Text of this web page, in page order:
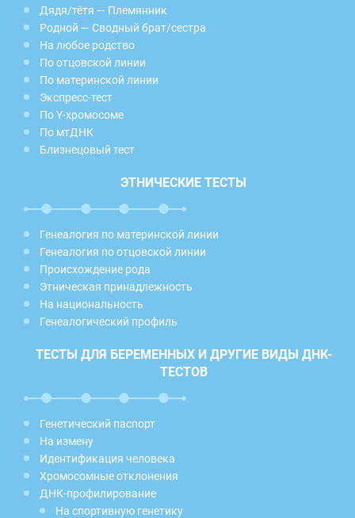
Дядя/тётя — Племянник
Родной — Сводный брат/сестра
На любое родство
По отцовской линии
По материнской линии
Экспресс-тест
По Y-хромосоме
По мтДНК
Близнецовый тест
ЭТНИЧЕСКИЕ ТЕСТЫ
Генеалогия по материнской линии
Генеалогия по отцовской линии
Происхождение рода
Этническая принадлежность
На национальность
Генеалогический профиль
ТЕСТЫ ДЛЯ БЕРЕМЕННЫХ И ДРУГИЕ ВИДЫ ДНК-
ТЕСТОВ
Генетический паспорт
На измену
Идентификация человека
Хромосомные отклонения
ДНК-профилирование
На спортивную генетику